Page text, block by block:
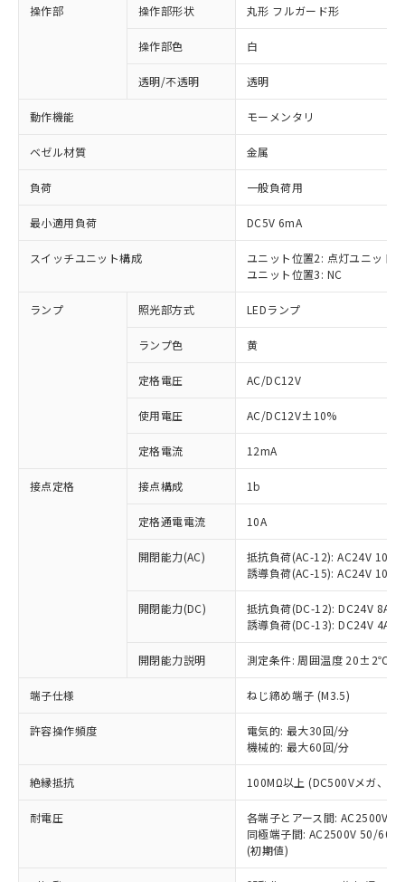
操作部 操作部形状 丸形 フルガード形
操作部色 白
透明/不透明 透明
動作機能 モーメンタリ
ベゼル材質 金属
負荷 一般負荷用
最小適用負荷 DC5V 6mA
スイッチユニット構成
ユニット位置2: 点灯ユニット
ユニット位置3: NC
ランプ 照光部方式 LEDランプ
ランプ色 黄
定格電圧 AC/DC12V
使用電圧 AC/DC12V±10%
定格電流 12mA
接点定格 接点構成 1b
定格通電電流 10A
開閉能力(AC)
抵抗負荷(AC-12): AC24V 10A/
誘導負荷(AC-15): AC24V
開閉能力(DC)
抵抗負荷(DC-12): DC24V 8A/
誘導負荷(DC-13): DC24V 4A/
開閉能力説明 測定条件: 周囲温度 20±2℃、
端子仕様 ねじ締め端子 (M3.5)
許容操作頻度
電気的: 最大30回/分
機械的: 最大60回/分
絶縁抵抗 100MΩ以上 (DC500Vメガ、点
耐電圧
各端子とアース間: AC2500V
同極端子間: AC2500V 50/
(初期値)
ご利用条件
以下の条件をお読みいただき、同意のうえ
ご利用ください。
本サービスは、当社制御機器事業取扱
商品の当社在庫状況および標準価格
(税抜)を提供させていただくもので
当社制御機器事業取扱商品の中には、
本サービスの対象外となる商品もある
ことをご了承ください。
在庫状況および標準価格照会結果は、
記載している更新日時点での社内デー
タに基づき作成されるものであり、閲
覧された時点での実際の在庫および標
準価格とは異なる場合があることをご
※1 対応状況
対応済み：EU RoHS指令（10物質）の
非含有に対応した製品が提供可能な商品で
対応予定：EU RoHS指令（10物質）の非含
有に対応した製品に切り替える予定のある
対応予定なし：EU RoHS指令（10物質）の
非含有に非対応の商品で、対応品を出す予
定はありません。
調査・確認中：EU RoHS指令（10物質）の
非含有の対応状況を調査中または確認中の
非該当品：ライセンス料など無形物で、有
害物質有無と関係のない商品です。
仕入先様の事情により、非含有部品として
いたものが、含有品と判明した場合などや
むを得ず変更することがあります。
鉛(Pb) 1000ppm以下、 水銀(Hg) 1000ppm以下、 カド
六価クロム(Cr(Ⅵ)) 1000ppm以下、ポリ臭化ビフェニル
類(PBB) 1000ppm以下、ポリ臭化ジフェニルエーテル類
(PBDE) 1000ppm以下、フタル酸ビス(2-エチルヘキシ
※1 中国RoHS○×表
「○」：最大均質材料含有率が中国RoHSの
基準値以下であることを示します。
「×」：最大均質材料含有率が中国RoHSの
基準値を超えていることを示します。
「－」：未確認です。当社販売部門へお問
い合わせください。
*中国RoHS10物質の基準値 (GB/T26572)：
Pb(鉛) :1000ppm、 Hg(水銀) : 1000ppm、 Cd(カドミウ
Cr(Ⅵ)(六価クロム) : 1000ppm、 PBBs(ポリ臭化ビフェ
当社は、これら貴社製品のうち、外国
為替および外国貿易法に定める商品
（以下｢規制貨物等」という）を輸出
国政府の輸出許可(または役務取引許
可)を取得するなどの必要な手続きを